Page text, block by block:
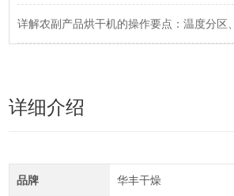
详细介绍
品牌 华丰干燥